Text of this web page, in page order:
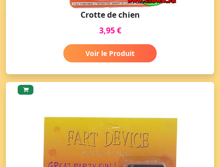
Crotte de chien
3,95 €
Voir le Produit